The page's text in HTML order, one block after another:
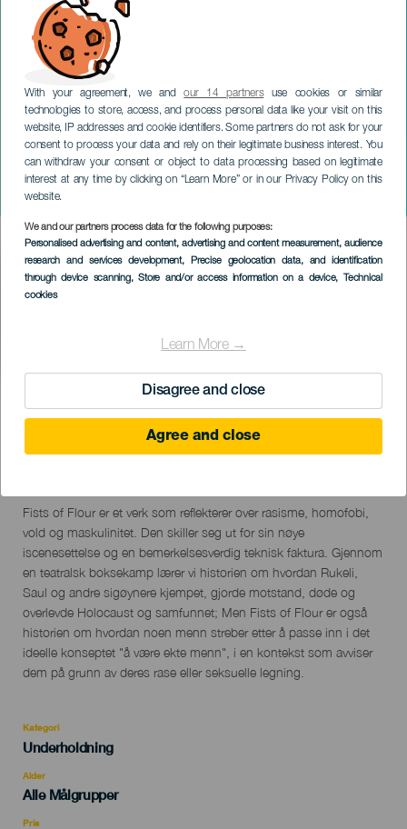
With your agreement, we andour 14 partnersuse cookies or similar
technologies to store, access, and process personal data like your visit on this
website, IP addresses and cookie identifiers. Some partners do not ask for your
consent to process your data and rely on their legitimate business interest. You
can withdraw your consent or object to data processing based on legitimate
interest at any time by clicking on “Learn More” or in our Privacy Policy on this
website.
We and our partners process data for the following purposes:
Personalised advertising and content, advertising and content measurement, audience
research and services development, Precise geolocation data, and identification
through device scanning, Store and/or access information on a device, Technical
cookies
Learn More →
Disagree and close
Agree and close
Puños de Harina
LA PALMA
Imagen
Listado
TIDLIGERE AKTIVITET
Descripción
del
evento
Fists of Flour er et verk som reflekterer over rasisme, homofobi,
vold og maskulinitet. Den skiller seg ut for sin nøye
iscenesettelse og en bemerkelsesverdig teknisk faktura. Gjennom
en teatralsk boksekamp lærer vi historien om hvordan Rukeli,
Saul og andre sigøynere kjempet, gjorde motstand, døde og
overlevde Holocaust og samfunnet; Men Fists of Flour er også
historien om hvordan noen menn streber etter å passe inn i det
ideelle konseptet "å være ekte menn", i en kontekst som avviser
dem på grunn av deres rase eller seksuelle legning.
Kategori
Categoría
evento
Underholdning
Alder
Edad
Recomendada
Alle Målgrupper
Pris